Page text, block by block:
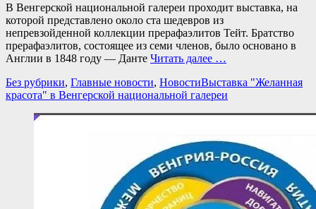
В Венгерской национальной галереи проходит выставка, на
которой представлено около ста шедевров из
непревзойденной коллекции прерафаэлитов Тейт. Братство
прерафаэлитов, состоящее из семи членов, было основано в
Англии в 1848 году — Данте Читать далее …
Категории
Без рубрики, Главные новости, НовостиТеги
Выставка "Желанная
красота" в Венгерской национальной галереи